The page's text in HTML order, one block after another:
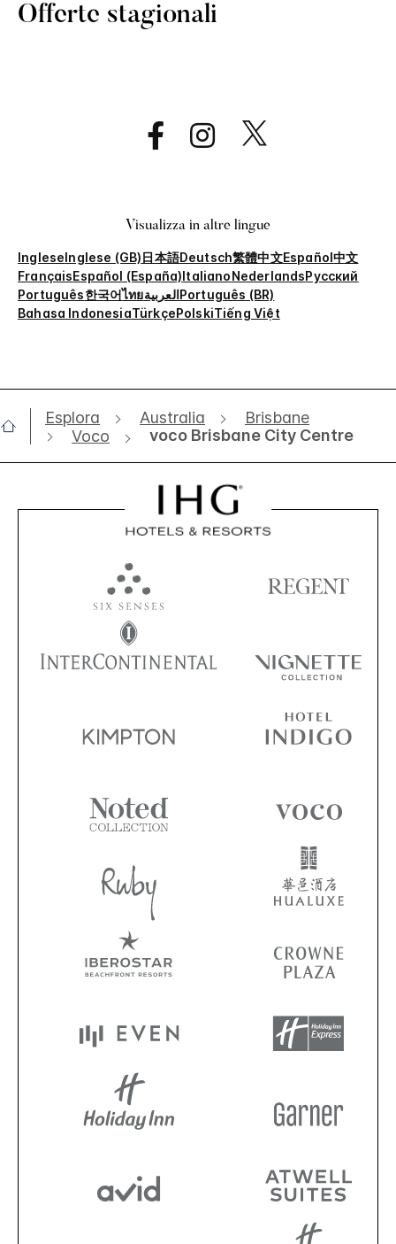
Offerte stagionali
Visualizza in altre lingue
IngleseInglese (GB)日本語Deutsch繁體中文Español中文
FrançaisEspañol (España)ItalianoNederlandsРусский
Português한국어ไทยالعربيةPortuguês (BR)
Bahasa IndonesiaTürkçePolskiTiếng Việt
Esplora Australia
Brisbane
Voco
voco Brisbane City Centre